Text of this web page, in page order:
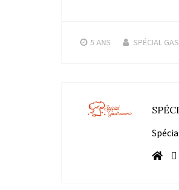
5 ANS SPÉCIAL